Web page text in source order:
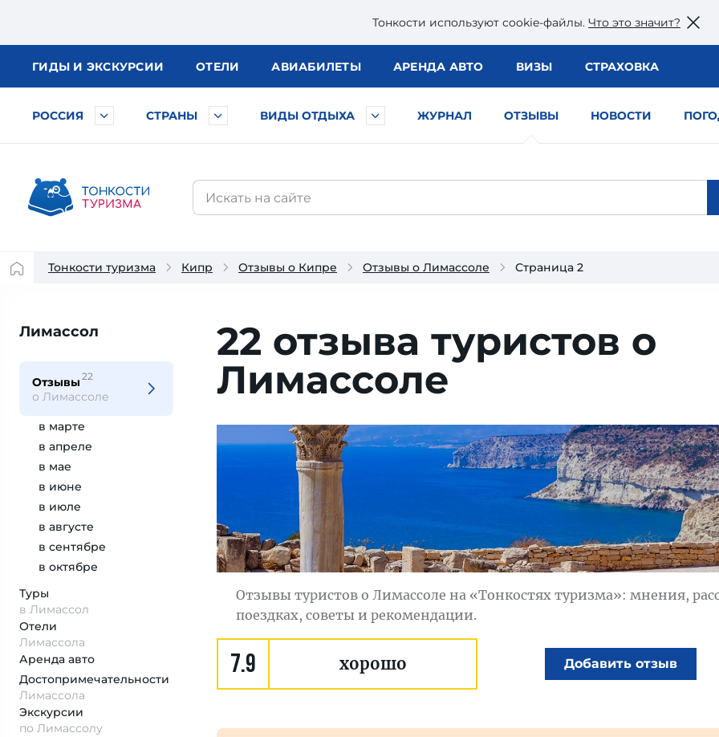
Тонкости используют сookie-файлы. Что это значит?
ГИДЫ И ЭКСКУРСИИ ОТЕЛИ АВИАБИЛЕТЫ АРЕНДА АВТО ВИЗЫ СТРАХОВКА
РОССИЯ СТРАНЫ ВИДЫ ОТДЫХА ЖУРНАЛ ОТЗЫВЫ НОВОСТИ
Тонкости туризма Кипр Отзывы о Кипре Отзывы о Лимассоле Страница 2
Лимассол
Отзывы 22
о Лимассоле
в марте
в апреле
в мае
в июне
в июле
в августе
в сентябре
в октябре
Туры
в Лимассол
Отели
Лимассола
Аренда авто
Достопримеча­тельности
Лимассола
Экскурсии
по Лимассолу
22 отзыва туристов о
Лимассоле
Отзывы туристов о Лимассоле на «Тонкостях туризма»: мнения,
поездках, советы и рекомендации.
7.9 хорошо Добавить отзыв